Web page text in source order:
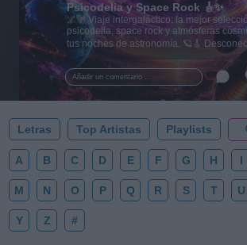
Añadir un comentario ...
Psicodelia y Space Rock 🎸✨
🌌🚀 Viaje intergaláctico: la mejor
psicodelia, space rock y atmósferas
tus noches de astronomía. 🪐🎸
al firmamento y siente la gravedad cero.
esta colección para tu próxima noche
✨⭐
Letras Top Artistas Playlists
A B C D E F G H I
M N O P Q R S T U
Y Z #